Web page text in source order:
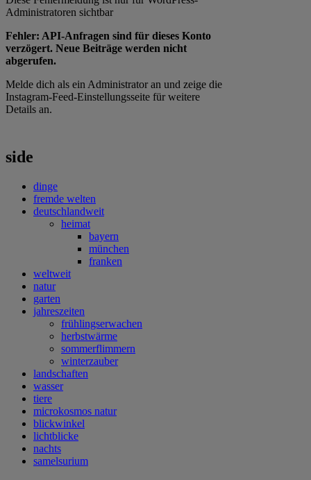
Administratoren sichtbar
Fehler: API-Anfragen sind für dieses Konto
verzögert. Neue Beiträge werden nicht
abgerufen.
Melde dich als ein Administrator an und zeige die
Instagram-Feed-Einstellungsseite für weitere
Details an.
side
dinge
fremde welten
deutschlandweit
heimat
bayern
münchen
franken
weltweit
natur
garten
jahreszeiten
frühlingserwachen
herbstwärme
sommerflimmern
winterzauber
landschaften
wasser
tiere
microkosmos natur
blickwinkel
lichtblicke
nachts
samelsurium